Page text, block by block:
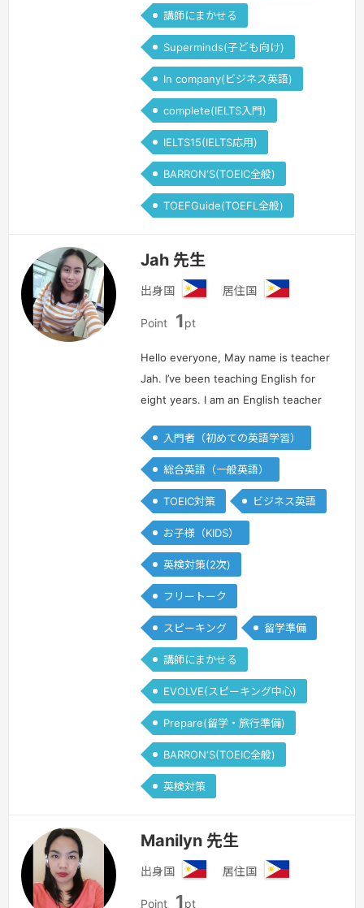
講師にまかせる
Superminds(子ども向け)
In company(ビジネス英語)
complete(IELTS入門)
IELTS15(IELTS応用)
BARRON‘S(TOEIC全般)
TOEFGuide(TOEFL全般)
Jah 先生
出身国
ィ
ピ
ン
居住国
ピ
ン
Point 1pt
Hello everyone, May name is teacher
Jah. I’ve been teaching English for
eight years. I am an English teacher
and enthusiastic teacher that will
help you to gain mor…続きを見る »
入門者（初めての英語学習）
総合英語（一般英語）
TOEIC対策 ビジネス英語
お子様（KIDS）
英検対策(2次)
フリートーク
スピーキング 留学準備
講師にまかせる
EVOLVE(スピーキング中心)
Prepare(留学・旅行準備)
BARRON‘S(TOEIC全般)
英検対策
Manilyn 先生
出身国 居住国
Point 1pt